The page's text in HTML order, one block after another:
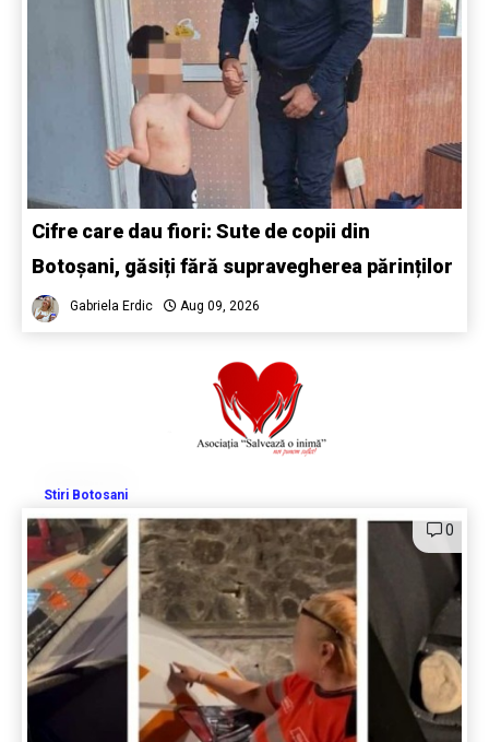
Cifre care dau fiori: Sute de copii din
Botoșani, găsiți fără supravegherea părinților
Gabriela Erdic Aug 09, 2026
Stiri Botosani
0